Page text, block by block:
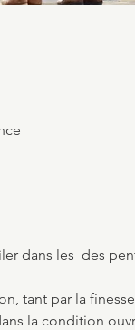
dans les des
tant par la
la condition